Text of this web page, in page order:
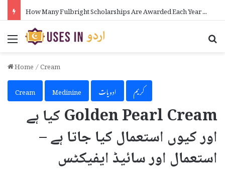
How to Make Money on Telegram in Urdu
Menu
Home/Cream
Cream
Medinine ادویات کریم
Golden Pearl Cream کیا ہے
اور کیوں استعمال کیا جاتا ہے –
استعمال اور سائیڈ ایفیکٹس